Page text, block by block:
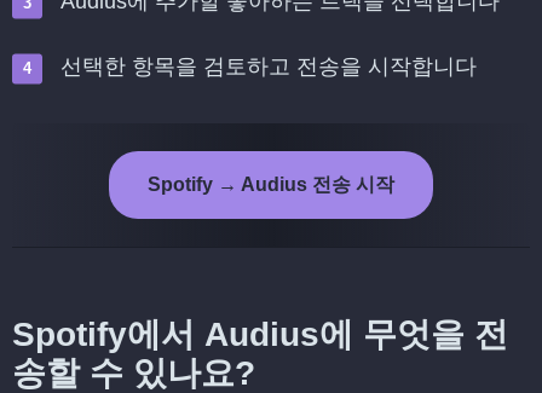
선택한 항목을 검토하고 전송을 시작합니다
Spotify → Audius 전송 시작
Spotify에서 Audius에 무엇을 전
송할 수 있나요?